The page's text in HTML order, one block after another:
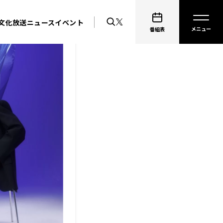
化放送ニュースイベント
番組表